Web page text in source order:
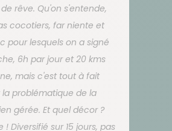
rêve. Qu'on s'entende,
cocotiers, far niente et
pour lesquels on a signé
6h par jour et 20 kms
mais c'est tout à fait
problématique de la
gérée. Et quel décor ?
! Diversifié sur 15 jours, pas